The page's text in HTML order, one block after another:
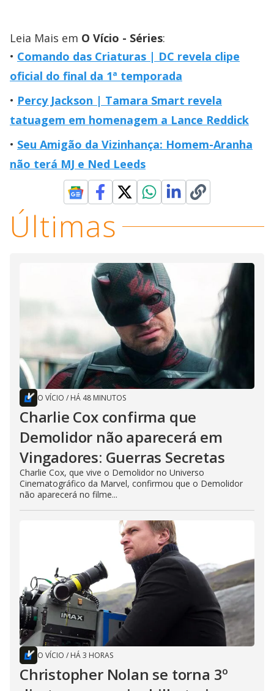
Leia Mais em O Vício - Séries:
Comando das Criaturas | DC revela clipe
oficial do final da 1ª temporada
Percy Jackson | Tamara Smart revela
tatuagem em homenagem a Lance Reddick
Seu Amigão da Vizinhança: Homem-Aranha
não terá MJ e Ned Leeds
Últimas
O VÍCIO / HÁ 48 MINUTOS
Charlie Cox confirma que
Demolidor não aparecerá em
Vingadores: Guerras Secretas
Charlie Cox, que vive o Demolidor no Universo
Cinematográfico da Marvel, confirmou que o Demolidor
não aparecerá no filme...
O VÍCIO / HÁ 3 HORAS
Christopher Nolan se torna 3º